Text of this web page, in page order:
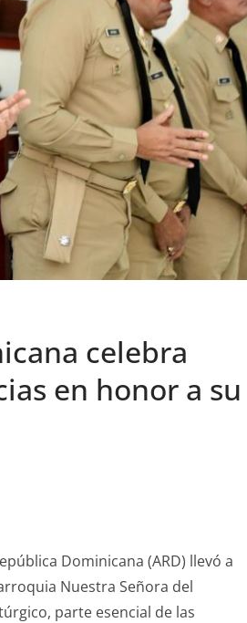
celebra
en honor a su
Dominicana (ARD) llevó a
Nuestra Señora del
parte esencial de las